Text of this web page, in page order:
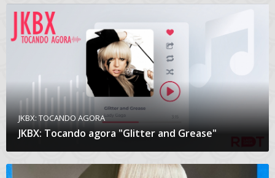
JKBX: TOCANDO AGORA
JKBX: Tocando agora "Glitter and Grease"